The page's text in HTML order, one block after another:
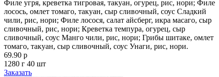
Филе угря, креветка тигровая, такуан, огурец, рис, нори; Филе
лосось, омлет томаго, такуан, сыр сливочный, соус Сладкий
чили, рис, нори; Филе лосося, салат айсберг, икра масаго, сыр
сливочный, рис, нори; Креветка темпура, огурец, сыр
сливочный, соус Манго чили, рис, нори; Грибы шитаке, омлет
томаго, такуан, сыр сливочный, соус Унаги, рис, нори.
69.90 р
1280 г 40 шт
Заказать